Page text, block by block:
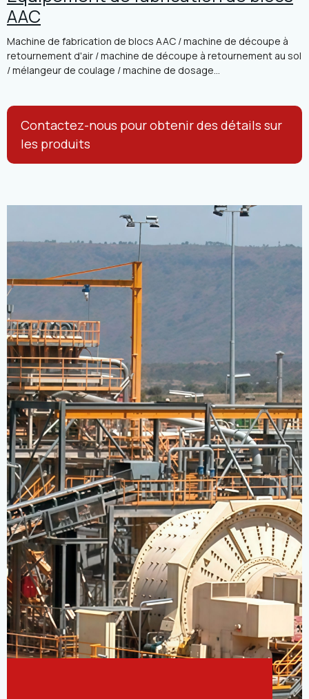
AAC
Machine de fabrication de blocs AAC / machine de découpe à
retournement d'air / machine de découpe à retournement au sol
/ mélangeur de coulage / machine de dosage...
Contactez-nous pour obtenir des détails sur
les produits